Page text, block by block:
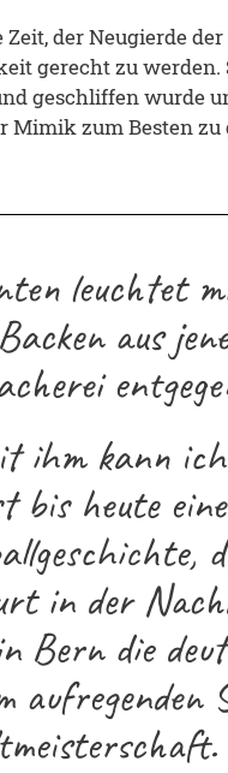
der Neugierde der
gerecht zu werden.
geschliffen wurde
Mimik zum Besten zu
leuchtet
aus
ihm kann
heute
in der
Bern die